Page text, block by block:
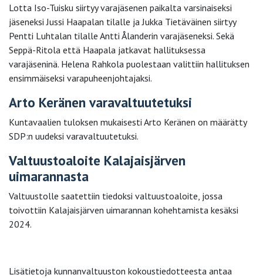
Lotta Iso-Tuisku siirtyy varajäsenen paikalta varsinaiseksi
jäseneksi Jussi Haapalan tilalle ja Jukka Tietäväinen siirtyy
Pentti Luhtalan tilalle Antti Ålanderin varajäseneksi. Sekä
Seppä-Ritola että Haapala jatkavat hallituksessa
varajäseninä. Helena Rahkola puolestaan valittiin hallituksen
ensimmäiseksi varapuheenjohtajaksi.
Arto Keränen varavaltuutetuksi
Kuntavaalien tuloksen mukaisesti Arto Keränen on määrätty
SDP:n uudeksi varavaltuutetuksi.
Valtuustoaloite Kalajaisjärven
uimarannasta
Valtuustolle saatettiin tiedoksi valtuustoaloite, jossa
toivottiin Kalajaisjärven uimarannan kohehtamista kesäksi
2024.
Lisätietoja kunnanvaltuuston kokoustiedotteesta antaa